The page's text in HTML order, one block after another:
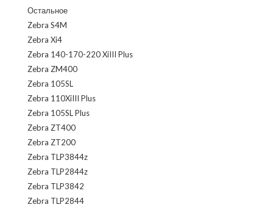
Остальное
Zebra S4M
Zebra Xi4
Zebra 140-170-220 XiIII Plus
Zebra ZM400
Zebra 105SL
Zebra 110XiIII Plus
Zebra 105SL Plus
Zebra ZT400
Zebra ZT200
Zebra TLP3844z
Zebra TLP2844z
Zebra TLP3842
Zebra TLP2844